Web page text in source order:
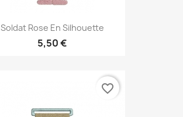
Soldat Rose En Silhouette
5,50 €
favorite_border